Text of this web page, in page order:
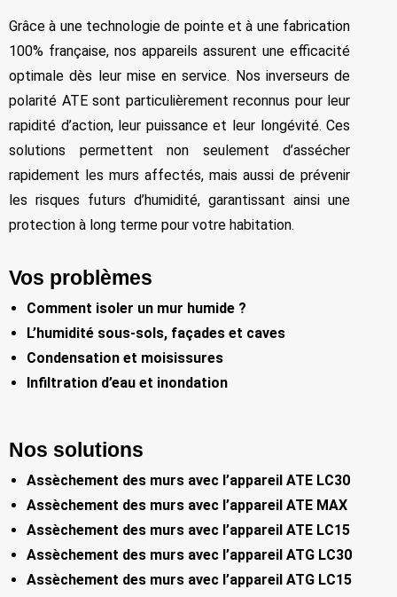
Grâce à une technologie de pointe et à une fabrication
100% française, nos appareils assurent une efficacité
optimale dès leur mise en service. Nos inverseurs de
polarité ATE sont particulièrement reconnus pour leur
rapidité d’action, leur puissance et leur longévité. Ces
solutions permettent non seulement d’assécher
rapidement les murs affectés, mais aussi de prévenir
les risques futurs d’humidité, garantissant ainsi une
protection à long terme pour votre habitation.
Vos problèmes
Comment isoler un mur humide ?
L’humidité sous-sols, façades et caves
Condensation et moisissures
Infiltration d’eau et inondation
Nos solutions
Assèchement des murs avec l’appareil ATE LC30
Assèchement des murs avec l’appareil ATE MAX
Assèchement des murs avec l’appareil ATE LC15
Assèchement des murs avec l’appareil ATG LC30
Assèchement des murs avec l’appareil ATG LC15